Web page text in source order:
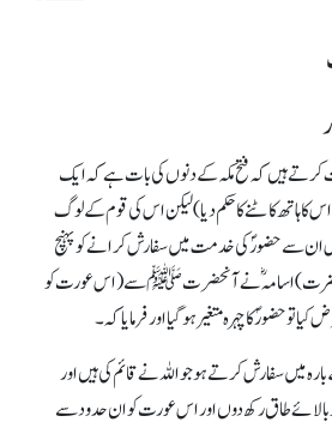
ہیں کہ فتح مکہ کے دنوں کی بات ہے کہ ایک
ہاتھ کاٹنے کا حکم دیا) لیکن اس کی قوم کے لوگ
سے حضورؐ کی خدمت میں سفارش کرانے کو پہنچ
اسامہؓ نے آنحضرت ﷺ سے (اس عورت کو
حضورؐ کا چہرہ متغیر ہوگیا اور فرمایا کہ۔
میں سفارش کرتے ہو جو اللہ نے قائم کی ہیں اور
بالائے طاق رکھ دوں اور اس عورت کو ان حدود سے